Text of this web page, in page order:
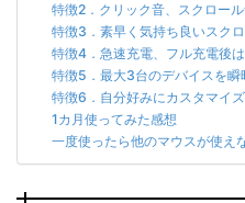
特徴2．クリック音、スクロー
特徴3．素早く気持ち良いスク
特徴4．急速充電、フル充電後
特徴5．最大3台のデバイスを瞬
特徴6．自分好みにカスタマイ
1カ月使ってみた感想
一度使ったら他のマウスが使え